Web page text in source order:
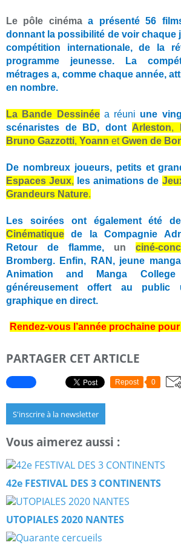
Le pôle cinémaa présenté 56
donnant la possibilité de voir chaque
compétition internationale, de la
programme jeunesse. La
métrages a, comme chaque année,
en nombre.
La Bande Dessinée a réuni une
scénaristes de BD, dont
Arleston,
Bruno Gazzotti, Yoann etGwen de
De nombreux joueurs, petits et
Espaces Jeux, les animations de
Grandeurs Nature.
Les soirées ont également été
Cinématique
de la Compagnie
Retour de flamme, un ciné-
Bromberg. Enfin, RAN , jeune
Animation and Manga
généreusement offert au public
graphique en direct.
Rendez-vous l’année prochaine
PARTAGER CET ARTICLE
Repost 0
S'inscrire à la newsletter
Vous aimerez aussi :
42e FESTIVAL DES 3 CONTINENTS
UTOPIALES 2020 NANTES